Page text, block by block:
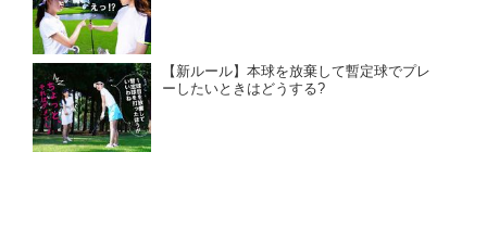
【新ルール】本球を放棄して暫定球でプレ
ーしたいときはどうする?